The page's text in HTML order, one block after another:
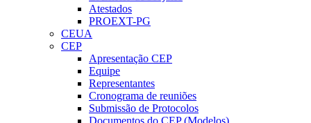
Atestados
PROEXT-PG
CEUA
CEP
Apresentação CEP
Equipe
Representantes
Cronograma de reuniões
Submissão de Protocolos